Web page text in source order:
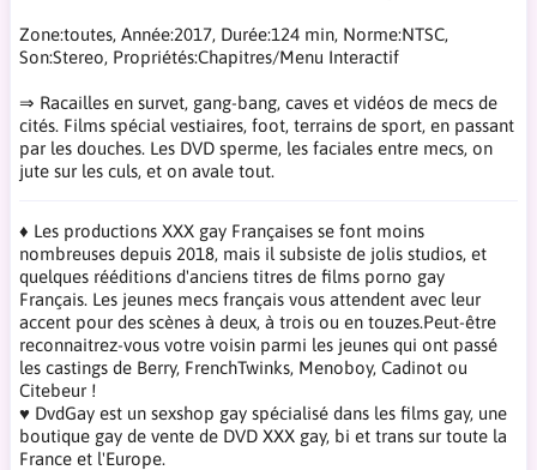
Zone:toutes, Année:2017, Durée:124 min, Norme:NTSC,
Son:Stereo, Propriétés:Chapitres/Menu Interactif
⇒ Racailles en survet, gang-bang, caves et vidéos de mecs de
cités. Films spécial vestiaires, foot, terrains de sport, en passant
par les douches. Les DVD sperme, les faciales entre mecs, on
jute sur les culs, et on avale tout.
♦ Les productions XXX gay Françaises se font moins
nombreuses depuis 2018, mais il subsiste de jolis studios, et
quelques rééditions d'anciens titres de films porno gay
Français. Les jeunes mecs français vous attendent avec leur
accent pour des scènes à deux, à trois ou en touzes.Peut-être
reconnaitrez-vous votre voisin parmi les jeunes qui ont passé
les castings de Berry, FrenchTwinks, Menoboy, Cadinot ou
Citebeur !
♥ DvdGay est un sexshop gay spécialisé dans les films gay, une
boutique gay de vente de DVD XXX gay, bi et trans sur toute la
France et l'Europe.